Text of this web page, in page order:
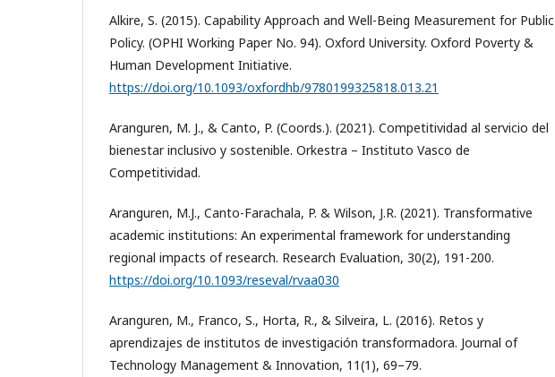
Alkire, S. (2015). Capability Approach and Well-Being Measurement for Public
Policy. (OPHI Working Paper No. 94). Oxford University. Oxford Poverty &
Human Development Initiative.
https://doi.org/10.1093/oxfordhb/9780199325818.013.21
Aranguren, M. J., & Canto, P. (Coords.). (2021). Competitividad al servicio del
bienestar inclusivo y sostenible. Orkestra – Instituto Vasco de
Competitividad.
Aranguren, M.J., Canto-Farachala, P. & Wilson, J.R. (2021). Transformative
academic institutions: An experimental framework for understanding
regional impacts of research. Research Evaluation, 30(2), 191-200.
https://doi.org/10.1093/reseval/rvaa030
Aranguren, M., Franco, S., Horta, R., & Silveira, L. (2016). Retos y
aprendizajes de institutos de investigación transformadora. Journal of
Technology Management & Innovation, 11(1), 69–79.